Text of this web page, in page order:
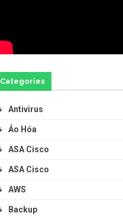
Categories
Antivirus
Ảo Hóa
ASA Cisco
ASA Cisco
AWS
Backup